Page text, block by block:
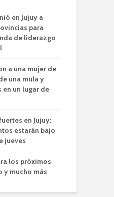
en Jujuy a
para
de liderazgo
a una mujer de
una mula y
en un lugar de
en Jujuy:
estarán bajo
jueves
los próximos
y mucho más